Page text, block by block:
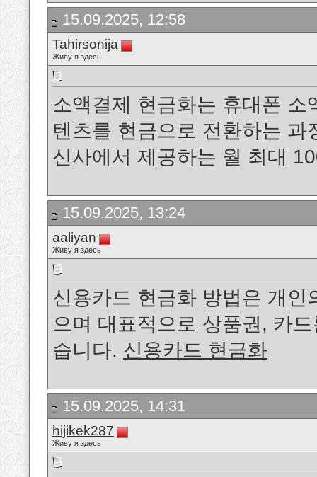
15.09.2025, 12:58
Tahirsonija
Живу я здесь
소액결제 현금화는 휴대폰
텐츠를 현금으로 전환하는
신사에서 제공하는 월 최대
15.09.2025, 13:24
aaliyan
Живу я здесь
신용카드 현금화 방법은 개
으며 대표적으로 상품권, 카
습니다. 신용카드 현금화
15.09.2025, 14:31
hijikek287
Живу я здесь